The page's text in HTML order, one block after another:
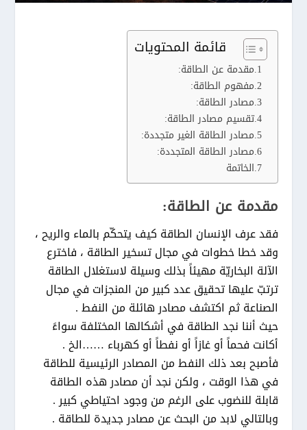
قائمة المحتويات
مقدمة عن الطاقة:
مفهوم الطاقة:
مصادر الطاقة:
تقسيم مصادر الطاقة:
مصادر الطاقة الغير متجددة:
مصادر الطاقة المتجددة:
الخاتمة
مقدمة عن الطاقة:
فقد عرف الإنسان الطاقة كيف يتحكّم بالماء والريح ،
وقد خطا خطوات في مجال تسخير الطاقة ، فاخترع
الآلة البخاريّة مهيئاً بذلك وسيلة لاستغلال الطاقة
ترتبّ عليها تحقيق عدد كبير من المنجزات في مجال
الصناعة ثم اكتشف مصادر هائلة من النفط .
حيث أننا نجد الطاقة في أشكالها المختلفة سواءً
أكانت فحماً أو غازاً أو نفطاً أو كهرباء ……الخ .
فأصبح بعد ذلك النفط من المصادر الرئيسية للطاقة
في هذا الوقت ، ولكن نجد أن مصادر هذه الطاقة
قابلة للنضوب على الرغم من وجود احتياطي كبير .
وبالتالي لابد من البحث عن مصادر جديدة للطاقة .